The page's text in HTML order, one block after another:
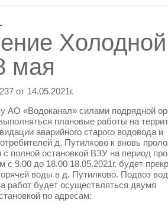
мая
от 14.05.2021г.
АО «Водоканал» силами подрядной
плановые работы на
аварийного старого водовода и
д. Путилково к вновь
с полной остановкой ВЗУ на период
с 9.00 до 18.00 18.05.2021г. будет
воды в д. Путилково. Подвоз
работ будет осуществляться двумя
по адресам: